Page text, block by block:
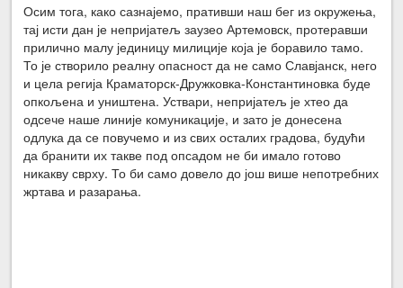
Осим тога, како сазнајемо, пративши наш бег из окружења,
тај исти дан је непријатељ заузео Артемовск, протеравши
прилично малу јединицу милиције која је боравило тамо.
То је створило реалну опасност да не само Славјанск, него
и цела регија Краматорск-Дружковка-Константиновка буде
опкољена и уништена. Уствари, непријатељ је хтео да
одсече наше линије комуникације, и зато је донесена
одлука да се повучемо и из свих осталих градова, будући
да бранити их такве под опсадом не би имало готово
никакву сврху. То би само довело до још више непотребних
жртава и разарања.